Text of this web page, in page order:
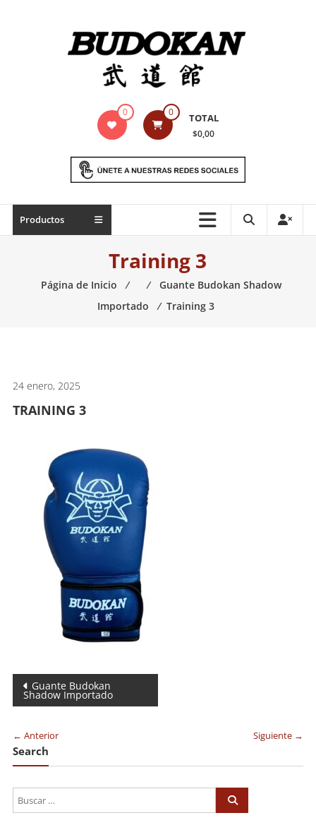
Indumentaria
marciales
Todo
necesario
0 0 TOTAL
$0,00
Productos
Training 3
Página de Inicio ⁄ ⁄
Guante Budokan Shadow
Importado
⁄ Training 3
24 enero, 2025
TRAINING 3
Navegación
de
entradas
Guante Budokan
Shadow Importado
← Anterior Siguiente →
Search